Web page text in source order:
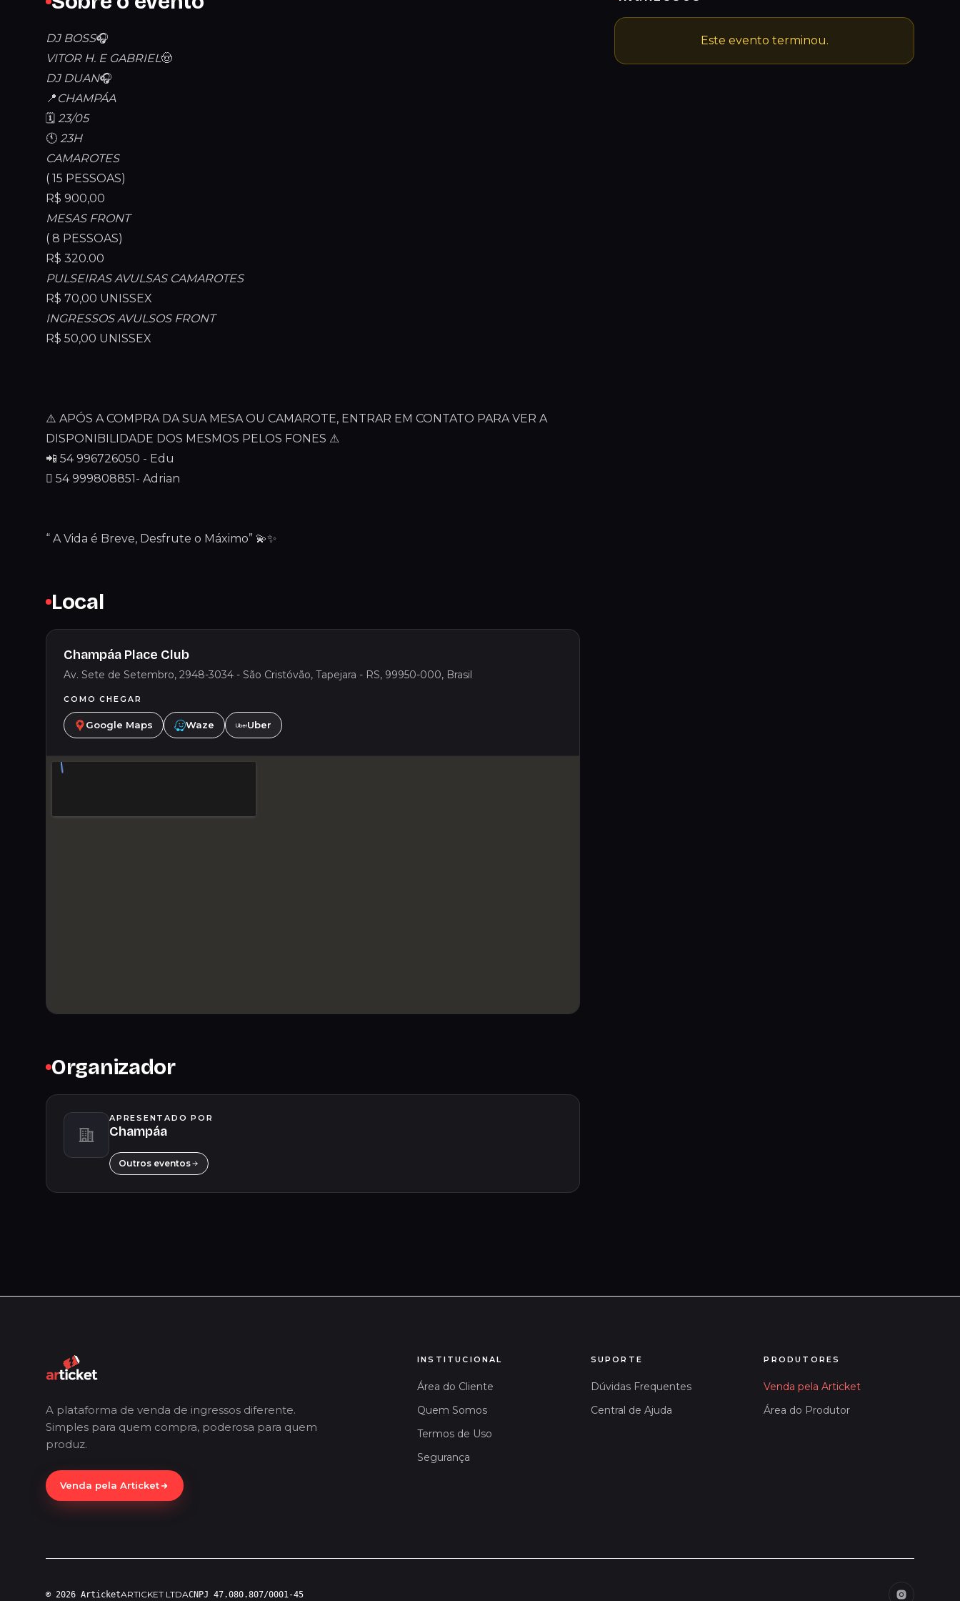
DJ BOSS🎧
VITOR H. E GABRIEL🤠
DJ DUAN🎧
📍 CHAMPÁA
🗓️ 23/05
🕚 23H
CAMAROTES
( 15 PESSOAS)
R$ 900,00
MESAS FRONT
( 8 PESSOAS)
R$ 320.00
PULSEIRAS AVULSAS CAMAROTES
R$ 70,00 UNISSEX
INGRESSOS AVULSOS FRONT
R$ 50,00 UNISSEX
⚠️ APÓS A COMPRA DA SUA MESA OU CAMAROTE, ENTRAR EM CONTATO PARA VER A
DISPONIBILIDADE DOS MESMOS PELOS FONES ⚠
📲 54 996726050 - Edu
 54 999808851- Adrian
“ A Vida é Breve, Desfrute o Máximo” 💫✨
Local
Champáa Place Club
Av. Sete de Setembro, 2948-3034 - São Cristóvão, Tapejara - RS, 99950-000, Brasil
COMO CHEGAR
Google Maps Waze Uber
Organizador
APRESENTADO POR
Champáa
Outros eventos
Este evento terminou.
A plataforma de venda de ingressos diferente.
Simples para quem compra, poderosa para quem
produz.
Venda pela Articket
INSTITUCIONAL
Área do Cliente
Quem Somos
Termos de Uso
Segurança
SUPORTE
Dúvidas Frequentes
Central de Ajuda
PRODUTORES
Venda pela Articket
Área do Produtor
© 2026 ArticketARTICKET LTDACNPJ 47.080.807/0001-45